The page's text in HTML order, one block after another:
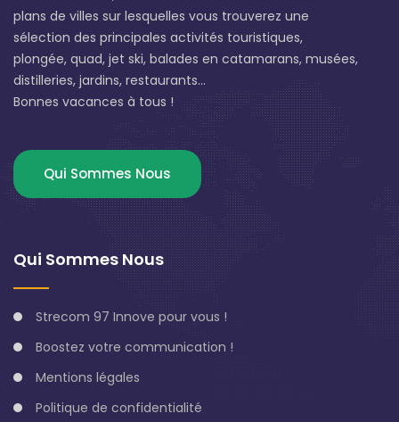
plans de villes sur lesquelles vous trouverez une
sélection des principales activités touristiques,
plongée, quad, jet ski, balades en catamarans, musées,
distilleries, jardins, restaurants...
Bonnes vacances à tous !
Qui Sommes Nous
Qui Sommes Nous
Strecom 97 Innove pour vous !
Boostez votre communication !
Mentions légales
Politique de confidentialité